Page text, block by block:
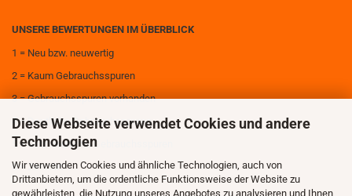
Diese Webseite verwendet Cookies und andere
Technologien
Wir verwenden Cookies und ähnliche Technologien, auch von
Drittanbietern, um die ordentliche Funktionsweise der Website zu
gewährleisten, die Nutzung unseres Angebotes zu analysieren und Ihnen
UNSERE BEWERTUNGEN IM ÜBERBLICK
1 = Neu bzw. neuwertig
2 = Kaum Gebrauchsspuren
3 = Gebrauchsspuren vorhanden
4 = Deutliche Gebrauchsspuren
5 = Sehr deutliche Gebrauchsspuren
6 = Zerstört